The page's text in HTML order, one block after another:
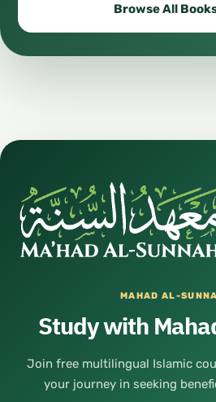
Browse All
MAHAD AL-
Study with
Join free multilingual Islamic
your journey in seeking